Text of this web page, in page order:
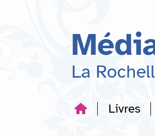
recherche
La
Livres